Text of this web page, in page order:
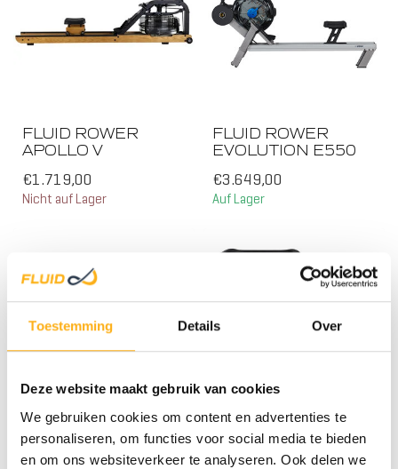
Toestemming Details Over
Deze website maakt gebruik van cookies
We gebruiken cookies om content en advertenties te
personaliseren, om functies voor social media te bieden
en om ons websiteverkeer te analyseren. Ook delen we
FLUID ROWER
APOLLO V
€1.719,00
Nicht auf Lager
FLUID ROWER
EVOLUTION E550
€3.649,00
Auf Lager
FLUID ROWER
NEON PRO XL
FLUID ROWER SEAT
BACK KIT - FOR
DUAL RAIL ROWERS